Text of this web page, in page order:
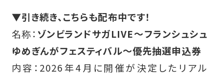
▼引き続き、こちらも配布中です！
名称： ゾンビランドサガLIVE〜フランシュシュ
ゆめぎんがフェスティバル〜優先抽選申込券
内容：2026年4月に開催が決定したリアル